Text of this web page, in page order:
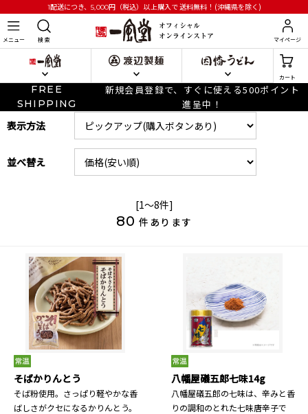
1配送につき、5,000円 （税込）以上購入で送料無料！(沖縄県を除く)
メニュー 検 索 マイページ
カート
FREE
SHIPPING
新規会員登録で、すぐに使える500ポイント
進呈中！
表示方法
並べ替え
[1～8件]
80 件あります
そばかりんとう
そば粉使用。さっぱり軽やかな香
ばしさがクセになるかりんとう。
八幡屋礒五郎七味14g
八幡屋礒五郎の七味は、辛みと香
りの調和のとれた七味唐辛子で